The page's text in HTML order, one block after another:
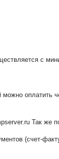
с
оплатить
Так
(счет-